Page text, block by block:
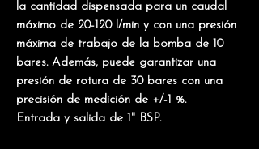
la cantidad dispensada para un caudal
máximo de 20-120 l/min y con una presión
máxima de trabajo de la bomba de 10
bares. Además, puede garantizar una
presión de rotura de 30 bares con una
precisión de medición de +/-1 %.
Entrada y salida de 1" BSP.